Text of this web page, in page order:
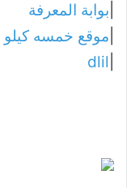
بوابة المعرفة
موقع خمسه كيلو
dlil